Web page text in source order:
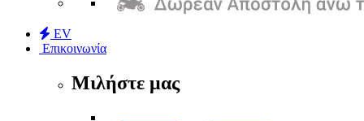
EV
Επικοινωνία
Μιλήστε μας